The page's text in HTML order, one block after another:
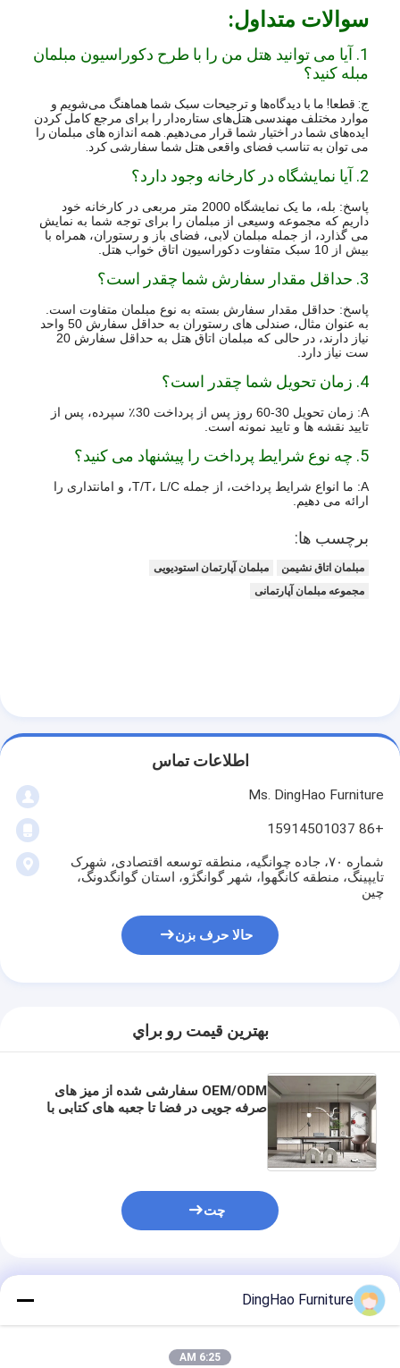
سوالات متداول:
1. آیا می توانید هتل من را با طرح دکوراسیون مبلمان
مبله کنید؟
ج: قطعا! ما با دیدگاه‌ها و ترجیحات سبک شما هماهنگ می‌شویم و
موارد مختلف مهندسی هتل‌های ستاره‌دار را برای مرجع کامل کردن
ایده‌های شما در اختیار شما قرار می‌دهیم. همه اندازه های مبلمان را
می توان به تناسب فضای واقعی هتل شما سفارشی کرد.
2. آیا نمایشگاه در کارخانه وجود دارد؟
پاسخ: بله، ما یک نمایشگاه 2000 متر مربعی در کارخانه خود
داریم که مجموعه وسیعی از مبلمان را برای توجه شما به نمایش
می گذارد، از جمله مبلمان لابی، فضای باز و رستوران، همراه با
بیش از 10 سبک متفاوت دکوراسیون اتاق خواب هتل.
3. حداقل مقدار سفارش شما چقدر است؟
پاسخ: حداقل مقدار سفارش بسته به نوع مبلمان متفاوت است.
به عنوان مثال، صندلی های رستوران به حداقل سفارش 50 واحد
نیاز دارند، در حالی که مبلمان اتاق هتل به حداقل سفارش 20
ست نیاز دارد.
4. زمان تحویل شما چقدر است؟
A: زمان تحویل 30-60 روز پس از پرداخت 30٪ سپرده، پس از
تایید نقشه ها و تایید نمونه است.
5. چه نوع شرایط پرداخت را پیشنهاد می کنید؟
A: ما انواع شرایط پرداخت، از جمله T/T، L/C، و امانتداری را
ارائه می دهیم.
برچسب ها:
مبلمان اتاق نشیمن
مبلمان آپارتمان استودیویی
مجموعه مبلمان آپارتمانی
اطلاعات تماس
Ms. DingHao Furniture
+86 15914501037
شماره ۷۰، جاده چوانگیه، منطقه توسعه اقتصادی، شهرک
تایپینگ، منطقه کانگهوا، شهر گوانگژو، استان گوانگدونگ،
چین
حالا حرف بزن
بهترين قيمت رو براي
OEM/ODM سفارشی شده از میز های
صرفه جویی در فضا تا جعبه های کتابی با
چت
محصولات توصیه شده
DingHao Furniture
6:25 AM